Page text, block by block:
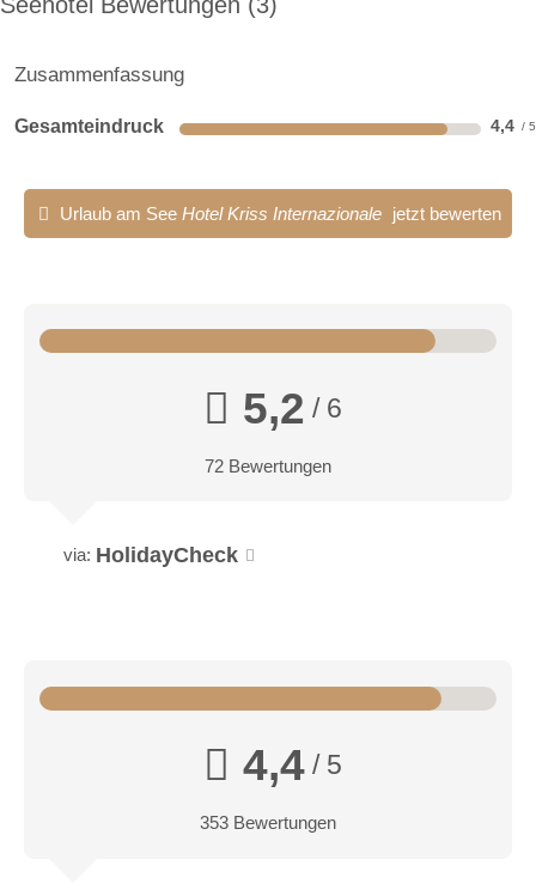
Zusammenfassung
Gesamteindruck 4,4
Urlaub am See Hotel Kriss Internazionale jetzt bewerten
5,2 / 6
72 Bewertungen
via: HolidayCheck
4,4/ 5
353 Bewertungen